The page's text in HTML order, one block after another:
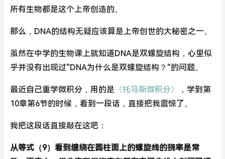
所有生物都是这个上帝创造的。
那么，DNA的结构无疑应该算是上帝创世的大秘密之一。
虽然在中学的生物课上就知道DNA是双螺旋结构，心里似
乎并没有出现过"DNA为什么是双螺旋结构？"的问题。
最近自己重学微积分，用的是 《托马斯微积分》
，学到第
10章第6节的时候，看到一段话，直接把我震惊了。
我把这段话直接敲在这吧：
从等式（9）看到缠绕在圆柱面上的螺旋线的挠率是常